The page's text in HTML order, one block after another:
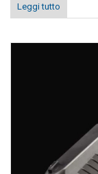
Leggi tutto